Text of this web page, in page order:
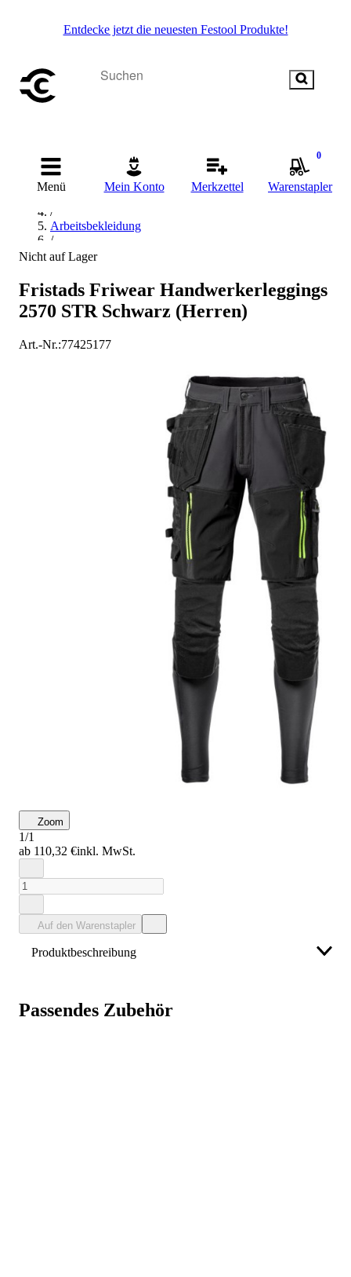
Entdecke jetzt die neuesten Festool Produkte!
Menü Mein Konto Merkzettel
0
Warenstapler
Startseite
/
/
Arbeitsbekleidung
/
Unterwäsche & Thermokleidung
Funktionsunterwäsche
Nicht auf Lager
Fristads Friwear Handwerkerleggings
2570 STR Schwarz (Herren)
Art.-Nr.:77425177
Zoom
1/1
ab 110,32 €inkl. MwSt.
Auf den Warenstapler
Produktbeschreibung
Schwarz (Herren)
Passendes Zubehör